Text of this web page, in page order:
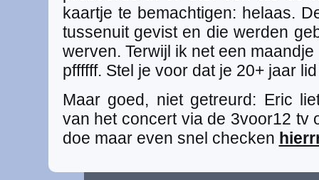
kaartje te bemachtigen: helaas.
tussenuit gevist en die werden
werven. Terwijl ik net een
pffffff. Stel je voor dat je 20+ jaar
Maar goed, niet getreurd: Eric
van het concert via de 3voor12 tv
doe maar even snel checken